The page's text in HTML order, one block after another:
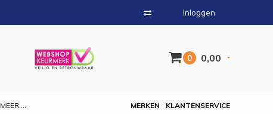
Inloggen
0 0,00
MEER.... KLANTENSERVICE
MERKEN